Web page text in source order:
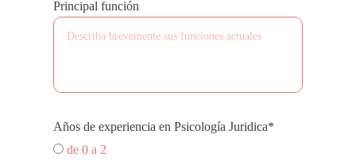
Principal función
Años de experiencia en Psicología Juridica*
de 0 a 2